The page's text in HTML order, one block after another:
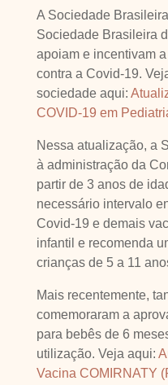
A Sociedade
Sociedade Brasileira
apoiam e incentivam
contra a Covid-19.
sociedade aqui:
COVID-19 em
Nessa atualização, a
à administração da
partir de 3 anos de
necessário intervalo
Covid-19 e demais
infantil e recomenda
crianças de 5 a 11
Mais recentemente,
comemoraram a
para bebês de 6
utilização. Veja aqui:
Vacina COMIRNATY